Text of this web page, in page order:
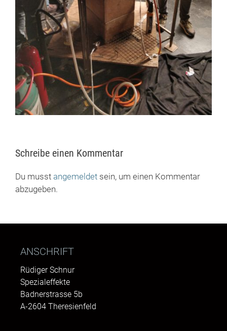
Schreibe einen Kommentar
Du musst angemeldet sein, um einen Kommentar
abzugeben.
ANSCHRIFT
Rüdiger Schnur
Spezialeffekte
Badnerstrasse 5b
A-2604 Theresienfeld